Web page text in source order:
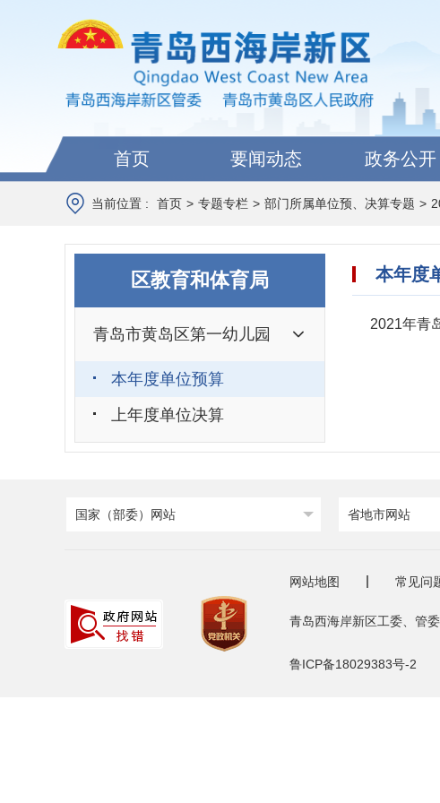
首页 要闻动态 政务公开
当前位置 : 首页 > 专题专栏 > 部门所属单位预、决算专题 >
区教育和体育局
青岛市黄岛区第一幼儿园
本年度单位预算
上年度单位决算
本年度
2021年青
国家（部委）网站 省地市网站
网站地图 常见问
青岛西海岸新区工委、管
鲁ICP备18029383号-2